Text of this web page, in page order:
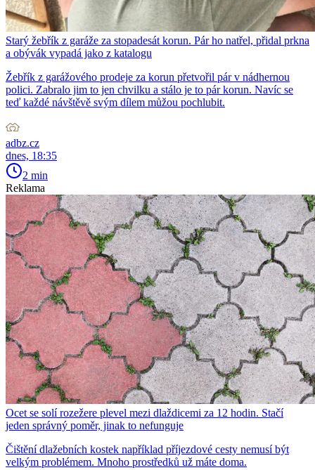
Starý žebřík z garáže za stopadesát korun. Pár ho natřel, přidal prkna
a obývák vypadá jako z katalogu
Žebřík z garážového prodeje za korun přetvořil pár v nádhernou
polici. Zabralo jim to jen chvilku a stálo je to pár korun. Navíc se
teď každé návštěvě svým dílem můžou pochlubit.
adbz.cz
dnes, 18:35
2 min
Reklama
Ocet se solí rozežere plevel mezi dlaždicemi za 12 hodin. Stačí
jeden správný poměr, jinak to nefunguje
Čištění dlažebních kostek například příjezdové cesty nemusí být
velkým problémem. Mnoho prostředků už máte doma.